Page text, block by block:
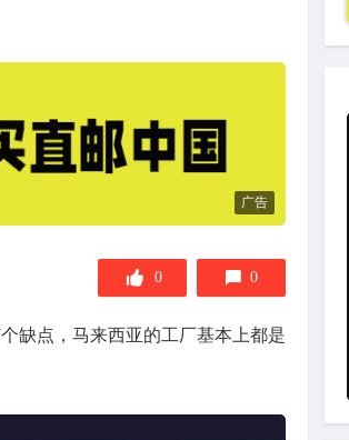
广告
0 0
缺点，马来西亚的工厂基本上都是